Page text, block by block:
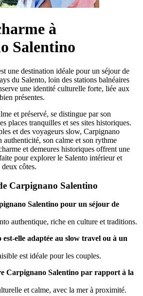
à
Salentino
une destination idéale pour un séjour de
du Salento, loin des stations balnéaires
une identité culturelle forte, liée aux
présentes.
et préservé, se distingue par son
places tranquilles et ses sites historiques.
et des voyageurs slow, Carpignano
authenticité, son calme et son rythme
et demeures historiques offrent une
pour explorer le Salento intérieur et
côtes.
Carpignano Salentino
Salentino pour un séjour de
authentique, riche en culture et traditions.
elle adaptée au slow travel ou à un
est idéale pour les couples.
Carpignano Salentino par rapport à la
et calme, avec la mer à proximité.